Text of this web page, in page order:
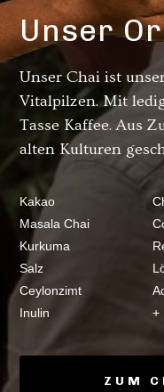
Unser
Unser Chai ist
Vitalpilzen. Mit
Tasse Kaffee. Aus
alten Kulturen
Kakao
Masala Chai
Kurkuma
Salz
Ceylonzimt
Inulin
+
ZUM